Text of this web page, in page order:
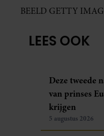
BEELD GETTY
LEES OOK
Deze tweede
van prinses
krijgen
5 augustus 2026